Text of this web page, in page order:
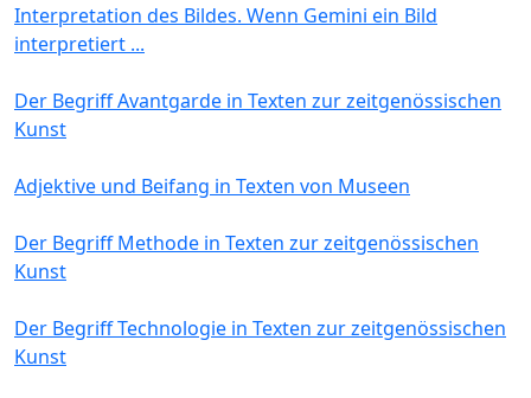
Interpretation des Bildes. Wenn Gemini ein Bild
interpretiert ...
Der Begriff Avantgarde in Texten zur zeitgenössischen
Kunst
Adjektive und Beifang in Texten von Museen
Der Begriff Methode in Texten zur zeitgenössischen
Kunst
Der Begriff Technologie in Texten zur zeitgenössischen
Kunst